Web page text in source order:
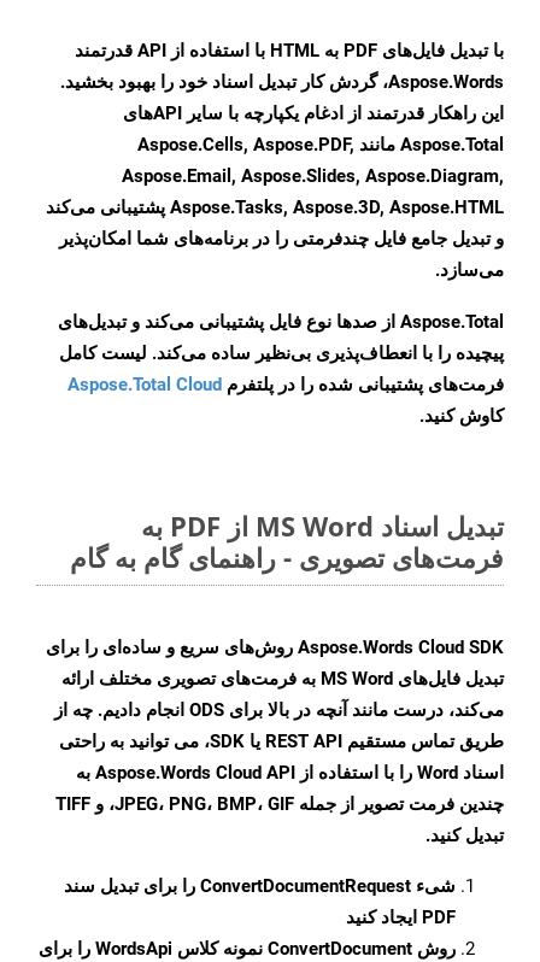
با تبدیل فایل‌های PDF به HTML با استفاده از API قدرتمند
Aspose.Words، گردش کار تبدیل اسناد خود را بهبود بخشید.
این راهکار قدرتمند از ادغام یکپارچه با سایر APIهای
Aspose.Total مانند Aspose.Cells, Aspose.PDF,
Aspose.Email, Aspose.Slides, Aspose.Diagram,
Aspose.Tasks, Aspose.3D, Aspose.HTML پشتیبانی می‌کند
و تبدیل جامع فایل چندفرمتی را در برنامه‌های شما امکان‌پذیر
می‌سازد.
Aspose.Total از صدها نوع فایل پشتیبانی می‌کند و تبدیل‌های
پیچیده را با انعطاف‌پذیری بی‌نظیر ساده می‌کند. لیست کامل
فرمت‌های پشتیبانی شده را در پلتفرم Aspose.Total Cloud
کاوش کنید.
تبدیل اسناد MS Word از PDF به
فرمت‌های تصویری - راهنمای گام به گام
Aspose.Words Cloud SDK روش‌های سریع و ساده‌ای را برای
تبدیل فایل‌های MS Word به فرمت‌های تصویری مختلف ارائه
می‌کند، درست مانند آنچه در بالا برای ODS انجام دادیم. چه از
طریق تماس مستقیم REST API یا SDK، می توانید به راحتی
اسناد Word را با استفاده از Aspose.Words Cloud API به
چندین فرمت تصویر از جمله JPEG، PNG، BMP، GIF، و TIFF
تبدیل کنید.
شیء ConvertDocumentRequest را برای تبدیل سند
PDF ایجاد کنید
روش ConvertDocument
نمونه کلاس WordsApi را برای